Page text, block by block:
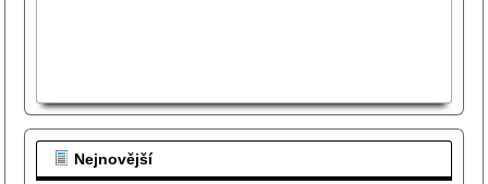
Nejnovější